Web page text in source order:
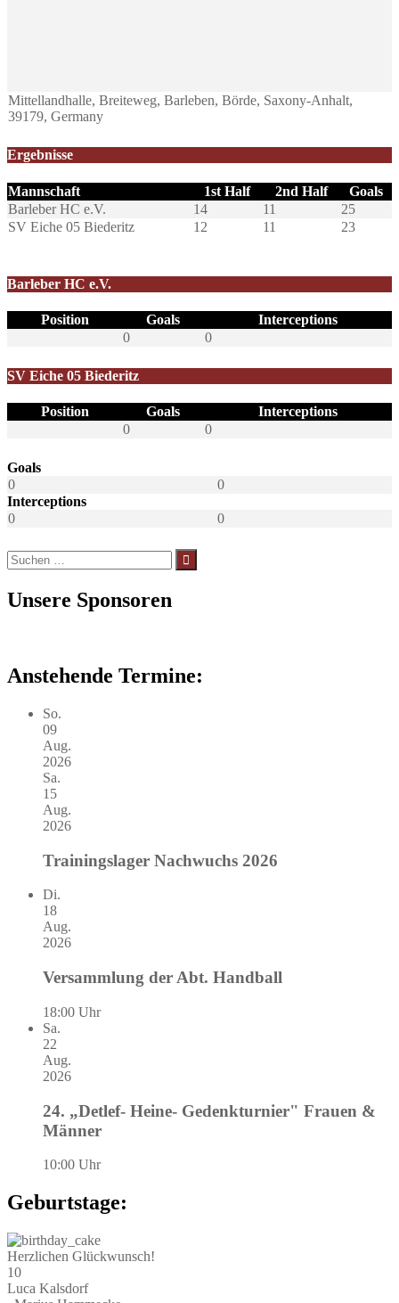
Mittellandhalle, Breiteweg, Barleben, Börde, Saxony-Anhalt,
39179, Germany
Ergebnisse
Mannschaft 1st Half 2nd Half
Goals
Barleber HC e.V.
14 11
25
SV Eiche 05 Biederitz
12 11 23
Barleber HC e.V.
Position Goals
Interceptions
0
0
SV Eiche 05 Biederitz
Position Goals
Interceptions
0
0
Goals
0
0
Interceptions
0
0
Suchen
nach:
Unsere Sponsoren
Anstehende Termine:
So.
09
Aug.
2026
Sa.
15
Aug.
2026
Trainingslager Nachwuchs 2026
Di.
18
Aug.
2026
Versammlung der Abt. Handball
18:00 Uhr
Sa.
22
Aug.
2026
24. „Detlef- Heine- Gedenkturnier" Frauen &
Männer
10:00 Uhr
Geburtstage:
Herzlichen Glückwunsch!
10
Luca Kalsdorf